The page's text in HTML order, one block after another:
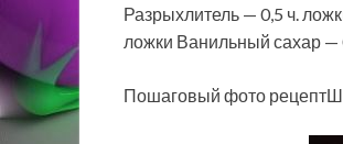
Разрыхлитель — 0,5 ч.
ложки Ванильный сахар —
Пошаговый фото